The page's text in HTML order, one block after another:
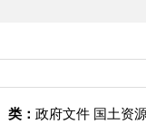
： 政府文件 国土资